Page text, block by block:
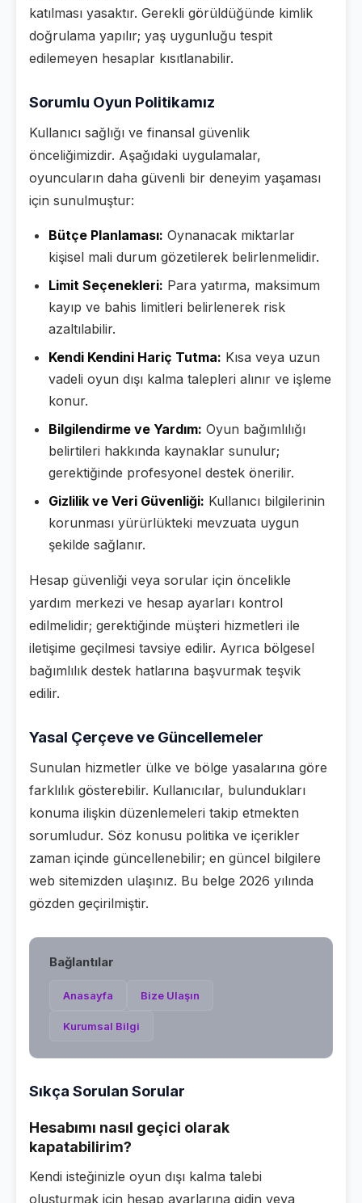
katılması yasaktır. Gerekli görüldüğünde kimlik
doğrulama yapılır; yaş uygunluğu tespit
edilemeyen hesaplar kısıtlanabilir.
Sorumlu Oyun Politikamız
Kullanıcı sağlığı ve finansal güvenlik
önceliğimizdir. Aşağıdaki uygulamalar,
oyuncuların daha güvenli bir deneyim yaşaması
için sunulmuştur:
Bütçe Planlaması: Oynanacak miktarlar
kişisel mali durum gözetilerek belirlenmelidir.
Limit Seçenekleri: Para yatırma, maksimum
kayıp ve bahis limitleri belirlenerek risk
azaltılabilir.
Kendi Kendini Hariç Tutma: Kısa veya uzun
vadeli oyun dışı kalma talepleri alınır ve işleme
konur.
Bilgilendirme ve Yardım: Oyun bağımlılığı
belirtileri hakkında kaynaklar sunulur;
gerektiğinde profesyonel destek önerilir.
Gizlilik ve Veri Güvenliği: Kullanıcı bilgilerinin
korunması yürürlükteki mevzuata uygun
şekilde sağlanır.
Hesap güvenliği veya sorular için öncelikle
yardım merkezi ve hesap ayarları kontrol
edilmelidir; gerektiğinde müşteri hizmetleri ile
iletişime geçilmesi tavsiye edilir. Ayrıca bölgesel
bağımlılık destek hatlarına başvurmak teşvik
edilir.
Yasal Çerçeve ve Güncellemeler
Sunulan hizmetler ülke ve bölge yasalarına göre
farklılık gösterebilir. Kullanıcılar, bulundukları
konuma ilişkin düzenlemeleri takip etmekten
sorumludur. Söz konusu politika ve içerikler
zaman içinde güncellenebilir; en güncel bilgilere
web sitemizden ulaşınız. Bu belge 2026 yılında
gözden geçirilmiştir.
Bağlantılar
Anasayfa Bize Ulaşın
Kurumsal Bilgi
Sıkça Sorulan Sorular
Hesabımı nasıl geçici olarak
kapatabilirim?
Kendi isteğinizle oyun dışı kalma talebi
oluşturmak için hesap ayarlarına gidin veya